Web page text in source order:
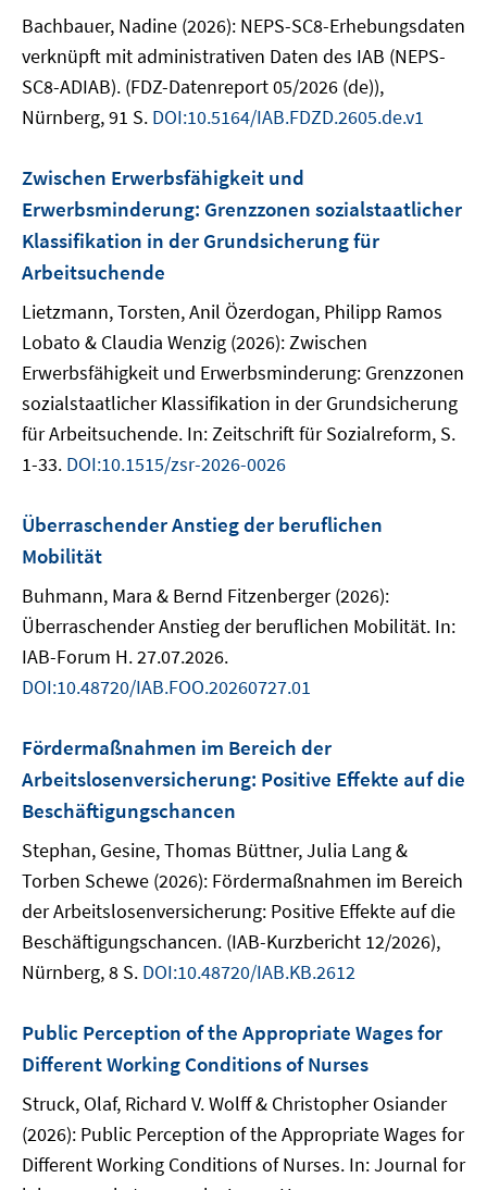
Bachbauer, Nadine (2026): NEPS-SC8-Erhebungsdaten
verknüpft mit administrativen Daten des IAB (NEPS-
SC8-ADIAB). (FDZ-Datenreport 05/2026 (de)),
Nürnberg, 91 S. DOI:10.5164/IAB.FDZD.2605.de.v1
Zwischen Erwerbsfähigkeit und
Erwerbsminderung: Grenzzonen sozialstaatlicher
Klassifikation in der Grundsicherung für
Arbeitsuchende
Lietzmann, Torsten, Anil Özerdogan, Philipp Ramos
Lobato & Claudia Wenzig (2026): Zwischen
Erwerbsfähigkeit und Erwerbsminderung: Grenzzonen
sozialstaatlicher Klassifikation in der Grundsicherung
für Arbeitsuchende. In: Zeitschrift für Sozialreform, S.
1-33. DOI:10.1515/zsr-2026-0026
Überraschender Anstieg der beruflichen
Mobilität
Buhmann, Mara & Bernd Fitzenberger (2026):
Überraschender Anstieg der beruflichen Mobilität. In:
IAB-Forum H. 27.07.2026.
DOI:10.48720/IAB.FOO.20260727.01
Fördermaßnahmen im Bereich der
Arbeitslosenversicherung: Positive Effekte auf die
Beschäftigungschancen
Stephan, Gesine, Thomas Büttner, Julia Lang &
Torben Schewe (2026): Fördermaßnahmen im Bereich
der Arbeitslosenversicherung: Positive Effekte auf die
Beschäftigungschancen. (IAB-Kurzbericht 12/2026),
Nürnberg, 8 S. DOI:10.48720/IAB.KB.2612
Public Perception of the Appropriate Wages for
Different Working Conditions of Nurses
Struck, Olaf, Richard V. Wolff & Christopher Osiander
(2026): Public Perception of the Appropriate Wages for
Different Working Conditions of Nurses. In: Journal for